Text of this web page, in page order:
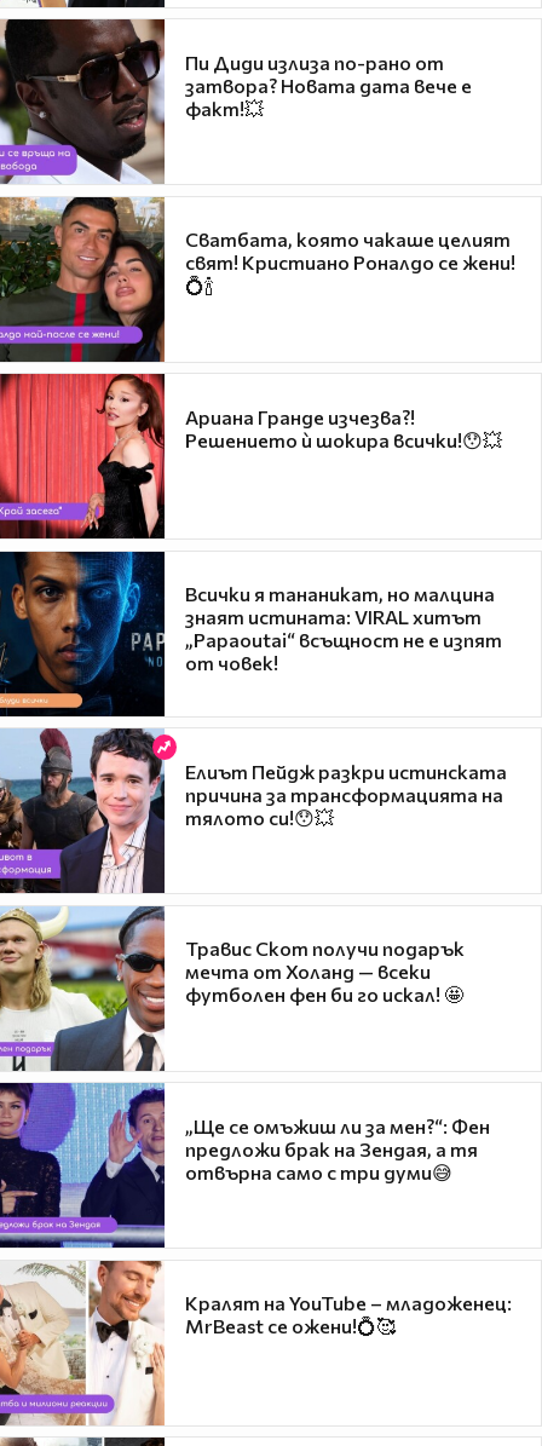
Пи Диди излиза по-рано от
затвора? Новата дата вече е
факт!💥
Сватбата, която чакаше целият
свят! Кристиано Роналдо се жени!
💍🍾
Ариана Гранде изчезва?!
Решението ѝ шокира всички!😯💥
Всички я тананикат, но малцина
знаят истината: VIRAL хитът
„Papaoutai“ всъщност не е изпят
от човек!
Елиът Пейдж разкри истинската
причина за трансформацията на
тялото си!😯💥
Травис Скот получи подарък
мечта от Холанд — всеки
футболен фен би го искал! 🤩
„Ще се омъжиш ли за мен?“: Фен
предложи брак на Зендая, а тя
отвърна само с три думи😅
Кралят на YouTube – младоженец:
MrBeast се ожени!💍🥰